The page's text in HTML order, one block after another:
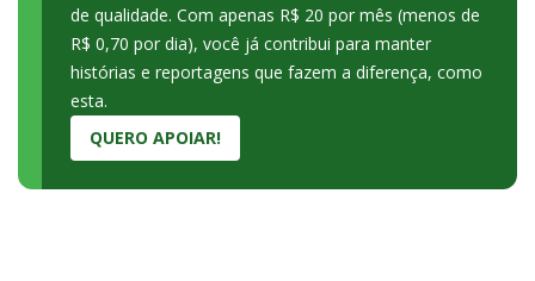
de qualidade. Com apenas R$ 20 por mês (menos de
R$ 0,70 por dia), você já contribui para manter
histórias e reportagens que fazem a diferença, como
esta.
QUERO APOIAR!